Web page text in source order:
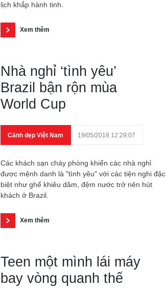
lịch khắp hành tinh.
Xem thêm
Nhà nghỉ ‘tình yêu’
Brazil bận rộn mùa
World Cup
Cảnh đẹp Việt Nam 19/05/2018 12:29:07
Các khách sạn cháy phòng khiến các nhà nghỉ
được mệnh danh là "tình yêu" với các tiện nghi đặc
biệt như ghế khiêu dâm, đệm nước trở nên hút
khách ở Brazil.
Xem thêm
Teen một mình lái máy
bay vòng quanh thế